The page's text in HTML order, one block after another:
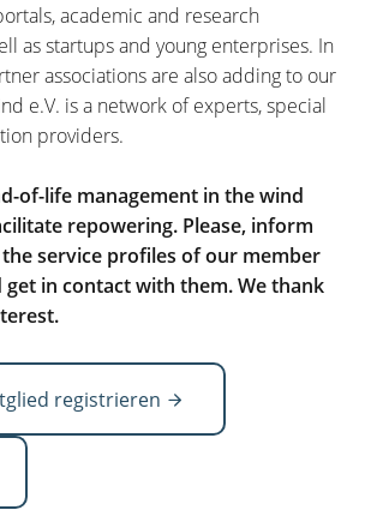
academic and research
as startups and young enterprises. In
associations are also adding to our
e.V. is a network of experts, special
providers.
of-life management in the wind
repowering. Please, inform
service profiles of our member
get in contact with them. We thank
registrieren